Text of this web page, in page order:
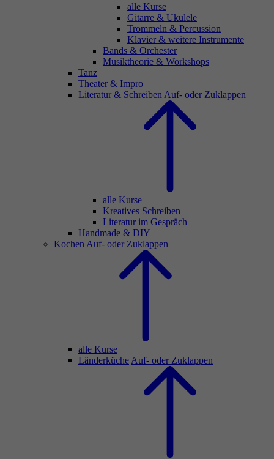
alle Kurse
Gitarre & Ukulele
Trommeln & Percussion
Klavier & weitere Instrumente
Bands & Orchester
Musiktheorie & Workshops
Tanz
Theater & Impro
Literatur & Schreiben Auf- oder Zuklappen
alle Kurse
Kreatives Schreiben
Literatur im Gespräch
Handmade & DIY
Kochen Auf- oder Zuklappen
alle Kurse
Länderküche Auf- oder Zuklappen